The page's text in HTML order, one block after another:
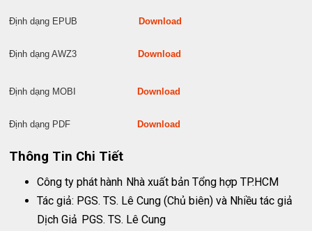
Định dạng EPUB Download
Định dạng AWZ3 Download
Định dạng MOBI Download
Định dạng PDF Download
Thông Tin Chi Tiết
Công ty phát hành Nhà xuất bản Tổng hợp TP.HCM
Tác giả: PGS. TS. Lê Cung (Chủ biên) và Nhiều tác giả
Dịch Giả PGS. TS. Lê Cung